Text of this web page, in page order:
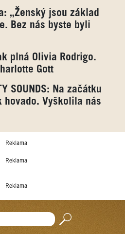
„Ženský jsou základ
Bez nás byste byli
plná Olivia Rodrigo.
Gott
SOUNDS: Na začátku
hovado. Vyškolila nás
Reklama
Reklama
Reklama